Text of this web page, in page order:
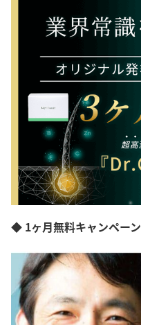
◆ 1ヶ月無料キャンペーン